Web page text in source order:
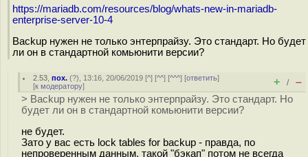
https://mariadb.com/resources/blog/whats-new-in-mariadb-
enterprise-server-10-4
Backup нужен не только энтерпрайзу. Это стандарт. Но будет
ли он в стандартной комьюнити версии?
2.53 ,пох. (?), 13:16, 20/06/2019 [^] [^^] [^^^] [ответить]
[к модератору] + / –
> Backup нужен не только энтерпрайзу. Это стандарт. Но
будет ли он в стандартной комьюнити версии?
не будет.
Зато у вас есть lock tables for backup - правда, по
непроверенным данным, такой "бэкап" потом не всегда